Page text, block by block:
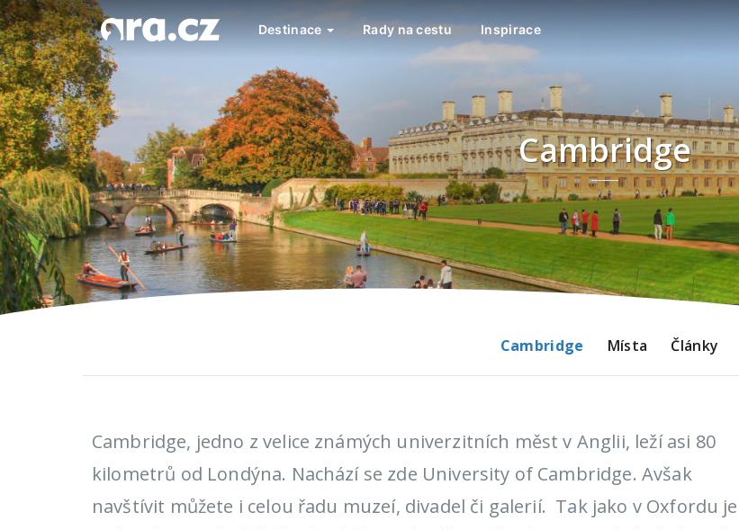
Destinace Rady na cestu Inspirace
Cambridge Místa Články
Cambridge
Cambridge, jedno z velice známých univerzitních měst v Anglii, leží asi 80
kilometrů od Londýna. Nachází se zde University of Cambridge. Avšak
navštívit můžete i celou řadu muzeí, divadel či galerií. Tak jako v Oxfordu je